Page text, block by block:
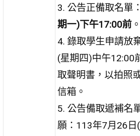
3. 公告正備取名單：
期一)下午17:00前 。
4. 錄取學生申請放
(星期四)中午12:00
取聲明書，以拍照
信箱。
5. 公告備取遞補名
願：113年7月26